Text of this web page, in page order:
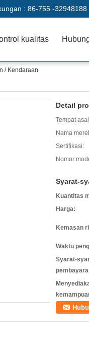
: 86-755 -32948188
kualitas
/ Kendaraan
Detail
Tempat
Nama
Sertifikasi:
Nomor
Syarat-
Kuantitas
Harga:
Kemasan
Waktu
Syarat-